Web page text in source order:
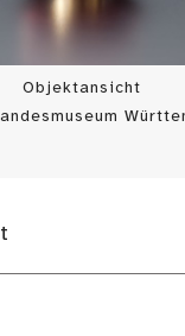
Objektansicht